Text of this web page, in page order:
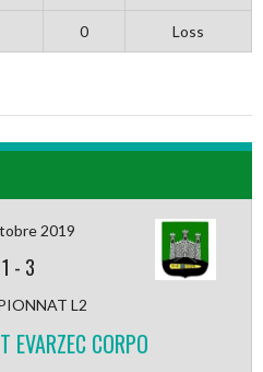
0 Loss
2019
1 - 3
L2
EVARZEC CORPO